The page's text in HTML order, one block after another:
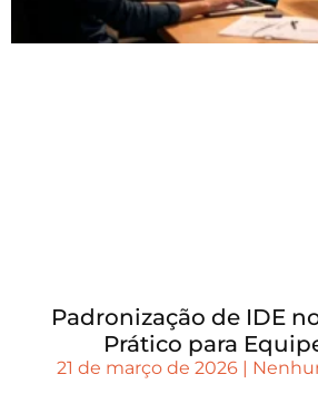
Padronização de IDE
Prático para
21 de março de 2026